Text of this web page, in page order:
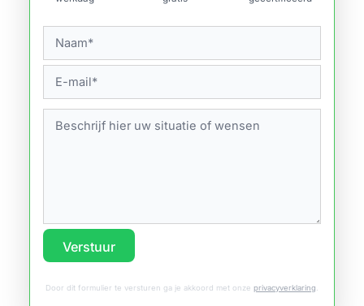
Verstuur
Door dit formulier te versturen ga je akkoord met onze privacyverklaring